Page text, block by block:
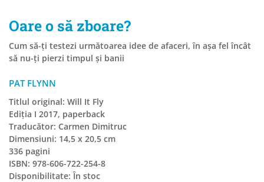
Oare o să zboare?
Cum să-ți testezi următoarea idee de afaceri, în așa fel încât
să nu-ți pierzi timpul și banii
PAT FLYNN
Titlul original: Will It Fly
Ediția I 2017, paperback
Traducător: Carmen Dimitruc
Dimensiuni: 14,5 x 20,5 cm
336 pagini
ISBN: 978-606-722-254-8
Disponibilitate: În stoc